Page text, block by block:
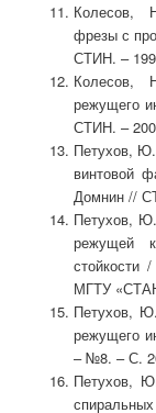
Колесов,
фрезы с
СТИН. –
Колесов,
режущего
СТИН. –
Петухов,
винтовой
Домнин //
Петухов,
режущей
МГТУ
Петухов,
режущего
– №8. – С.
Петухов,